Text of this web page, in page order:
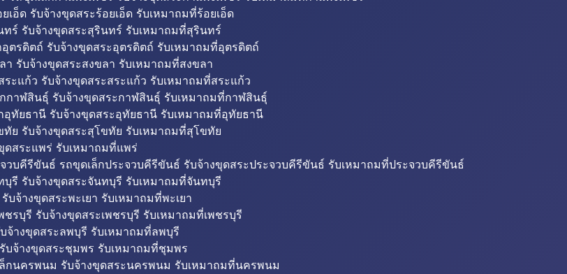
เอ็ด รับจ้างขุดสระร้อยเอ็ด รับเหมาถมที่ร้อยเอ็ด
ร์ รับจ้างขุดสระสุรินทร์ รับเหมาถมที่สุรินทร์
ตรดิตถ์ รับจ้างขุดสระอุตรดิตถ์ รับเหมาถมที่อุตรดิตถ์
รับจ้างขุดสระสงขลา รับเหมาถมที่สงขลา
ะแก้ว รับจ้างขุดสระสระแก้ว รับเหมาถมที่สระแก้ว
กาฬสินธุ์ รับจ้างขุดสระกาฬสินธุ์ รับเหมาถมที่กาฬสินธุ์
ทัยธานี รับจ้างขุดสระอุทัยธานี รับเหมาถมที่อุทัยธานี
ย รับจ้างขุดสระสุโขทัย รับเหมาถมที่สุโขทัย
ดสระแพร่ รับเหมาถมที่แพร่
บคีรีขันธ์ รถขุดเล็กประจวบคีรีขันธ์ รับจ้างขุดสระประจวบคีรีขันธ์ รับเหมาถมที่ประจวบคีรีขันธ์
รี รับจ้างขุดสระจันทบุรี รับเหมาถมที่จันทบุรี
บจ้างขุดสระพะเยา รับเหมาถมที่พะเยา
รบุรี รับจ้างขุดสระเพชรบุรี รับเหมาถมที่เพชรบุรี
จ้างขุดสระลพบุรี รับเหมาถมที่ลพบุรี
จ้างขุดสระชุมพร รับเหมาถมที่ชุมพร
นครพนม รับจ้างขุดสระนครพนม รับเหมาถมที่นครพนม